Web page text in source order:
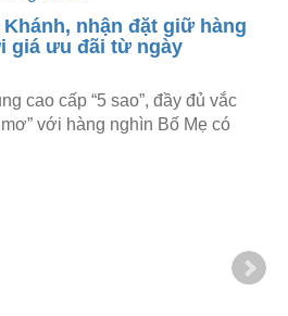
nhận đặt giữ hàng
giá ưu đãi từ ngày
cao cấp “5 sao”, đầy đủ vắc
với hàng nghìn Bố Mẹ có